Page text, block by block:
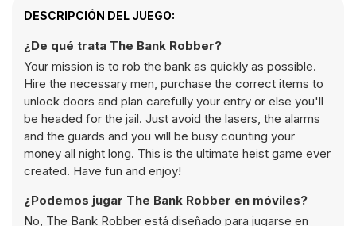
DESCRIPCIÓN DEL JUEGO:
¿De qué trata The Bank Robber?
Your mission is to rob the bank as quickly as possible.
Hire the necessary men, purchase the correct items to
unlock doors and plan carefully your entry or else you'll
be headed for the jail. Just avoid the lasers, the alarms
and the guards and you will be busy counting your
money all night long. This is the ultimate heist game ever
created. Have fun and enjoy!
¿Podemos jugar The Bank Robber en móviles?
No, The Bank Robber está diseñado para jugarse en